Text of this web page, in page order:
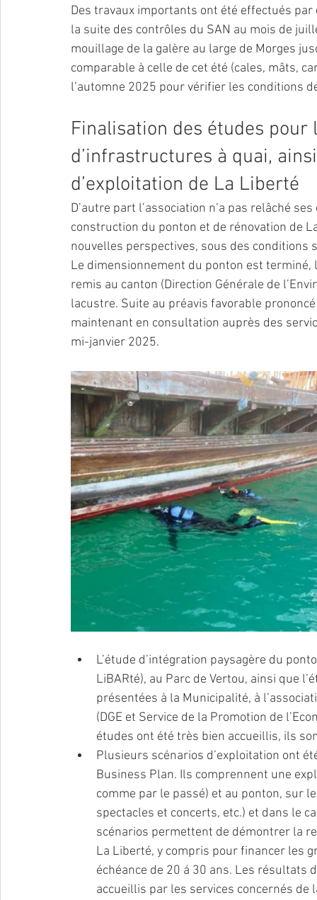
Des travaux importants ont été effectués
la suite des contrôles du SAN au mois de
mouillage de la galère au large de Morges
comparable à celle de cet été (cales, mâts,
l’automne 2025 pour vérifier les conditions
Finalisation des études
d’infrastructures à quai,
d’exploitation de La Liberté
D’autre part l’association n’a pas relâché
construction du ponton et de rénovation de
nouvelles perspectives, sous des conditions
Le dimensionnement du ponton est
remis au canton (Direction Générale de
lacustre. Suite au préavis favorable
maintenant en consultation auprès des
mi-janvier 2025.
L’étude d’intégration paysagère du
LiBARté), au Parc de Vertou, ainsi que
présentées à la Municipalité, à
(DGE et Service de la Promotion de
études ont été très bien accueillis, ils
Plusieurs scénarios d’exploitation ont
Business Plan. Ils comprennent une
comme par le passé) et au ponton, sur
spectacles et concerts, etc.) et dans le
scénarios permettent de démontrer la
La Liberté, y compris pour financer les
échéance de 20 á 30 ans. Les
accueillis par les services concernés de